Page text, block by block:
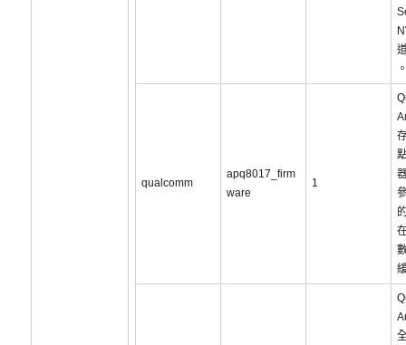
qualcomm
apq8017_firm
ware
1